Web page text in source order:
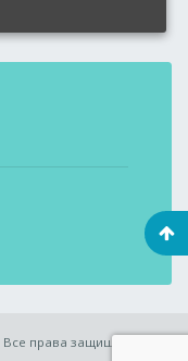
Все права защищены.